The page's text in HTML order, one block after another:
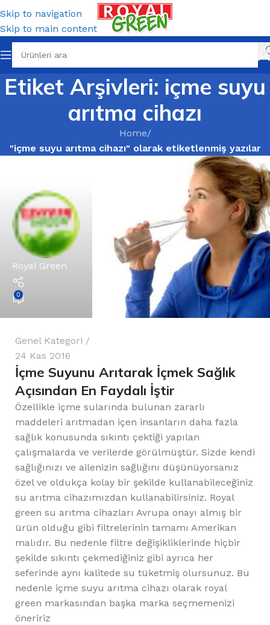
Skip to navigation
Skip to main content
Etiket Arşivleri: içme suyu
arıtma cihazı
Home/
"içme suyu arıtma cihazı" olarak etiketlenmiş yazılar
Royal Green
0
Genel Kategori
24 Kas 2016
İçme Suyunu Arıtarak İçmek Sağlık
Açısından En Faydalı İştir
Özellikle içme sularında bulunan zararlı
maddeleri arıtmadan içen insanların daha fazla
sağlık konusunda sıkıntı çektiği yapılan
çalışmalarda ve verilerde görülmüştür. Sizde kendi
sağlığınızı ve ailenizin sağlığını düşünüyorsanız
özel ve oldukça kolay bir şekilde kullanabileceğiniz
su arıtma cihazımızdan kullanabilirsiniz. Royal
green su arıtma cihazları Avrupa onayı almış bir
ürün olduğu gibi filtrelerinin tamamı Amerikan
malıdır. Bu nedenle filtre değişikliklerinde hiçbir
şekilde sıkıntı çekmediğiniz gibi ayrıca her
seferinde aynı kalitede su tüketmiş olursunuz. Bu
nedenle içme suyu arıtma cihazı olarak royal
green markasından başka marka seçmemenizi
öneririz